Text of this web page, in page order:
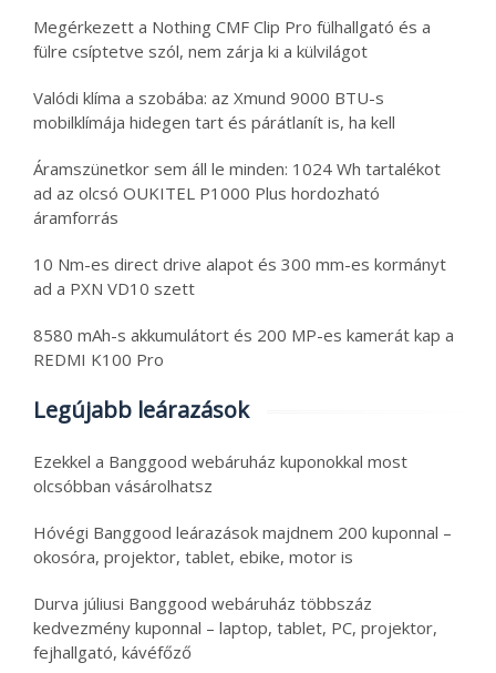
Megérkezett a Nothing CMF Clip Pro fülhallgató és a
fülre csíptetve szól, nem zárja ki a külvilágot
Valódi klíma a szobába: az Xmund 9000 BTU-s
mobilklímája hidegen tart és párátlanít is, ha kell
Áramszünetkor sem áll le minden: 1024 Wh tartalékot
ad az olcsó OUKITEL P1000 Plus hordozható
áramforrás
10 Nm-es direct drive alapot és 300 mm-es kormányt
ad a PXN VD10 szett
8580 mAh-s akkumulátort és 200 MP-es kamerát kap a
REDMI K100 Pro
Legújabb leárazások
Ezekkel a Banggood webáruház kuponokkal most
olcsóbban vásárolhatsz
Hóvégi Banggood leárazások majdnem 200 kuponnal –
okosóra, projektor, tablet, ebike, motor is
Durva júliusi Banggood webáruház többszáz
kedvezmény kuponnal – laptop, tablet, PC, projektor,
fejhallgató, kávéfőző